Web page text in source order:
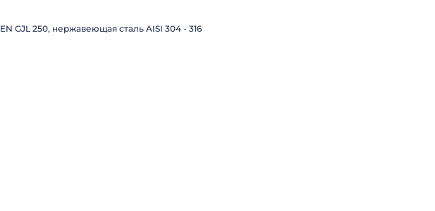
GJL 250, нержавеющая сталь AISI 304 - 316